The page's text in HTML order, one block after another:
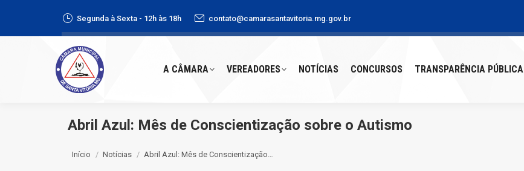
Segunda à Sexta - 12h às 18h contato@camarasantavitoria.mg.gov.br
A CÂMARA VEREADORES NOTÍCIAS CONCURSOS TRANSPARÊNCIA PÚBLICA
Abril Azul: Mês de Conscientização sobre o Autismo
Início Notícias Abril Azul: Mês de Conscientização…
A CÂMARA VEREADORES NOTÍCIAS CONCURSOS